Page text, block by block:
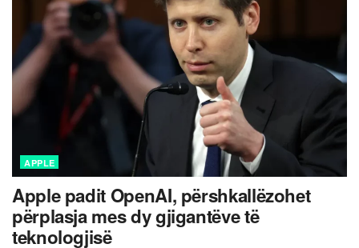
APPLE
Apple padit OpenAI, përshkallëzohet
përplasja mes dy gjigantëve të
teknologjisë